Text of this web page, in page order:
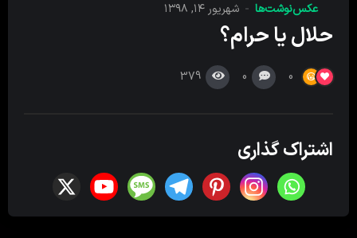
عکس‌نوشت‌ها شهریور ۱۴, ۱۳۹۸
حلال یا حرام؟
0
0
379
اشتراک گذاری